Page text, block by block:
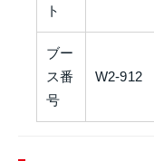
ト
ブー
ス番
号
W2-912